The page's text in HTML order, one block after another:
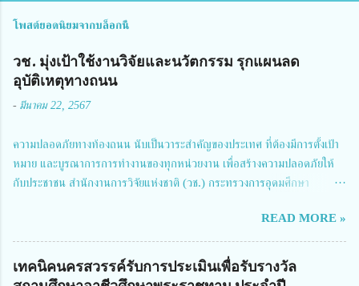
โพสต์ยอดนิยมจากบล็อกนี้
วช. มุ่งเป้าใช้งานวิจัยและนวัตกรรม รุกแผนลด
อุบัติเหตุทางถนน
- มีนาคม 22, 2567
ความปลอดภัยทางท้องถนน นับเป็นวาระสำคัญของประเทศ ที่ต้องมีการตั้งเป้า
หมาย และบูรณาการการทำงานของทุกหน่วยงาน เพื่อสร้างความปลอดภัยให้
กับประชาชน สำนักงานการวิจัยแห่งชาติ (วช.) กระทรวงการอุดมศึกษา
สมาคมวิศวกรรมชีวการแพทย์ไทย จัดการประชุมเผยแพร่ผลการดำเนินงาน
โครงการการวิจัยเชิงปฏิบัติการโดยบูรณาการทุกภาคส่วน เพื่อลดอุบัติเหตุและ
การเสียชีวิตให้สอดคล้องกับเป้าหมายแผนแม่บทฉบับที่ 5 ในวันที่ 22 มีนาคม
2567 โดยมี ดร.วิภารัตน์ ดีอ่อง ผู้อำนวยการสำนักงานการวิจัยแห่งชาติ เป็น
READ MORE »
เทคนิคนครสวรรค์รับการประเมินเพื่อรับรางวัล